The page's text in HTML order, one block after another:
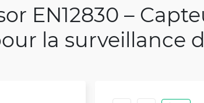
EN12830 –
la surveillance